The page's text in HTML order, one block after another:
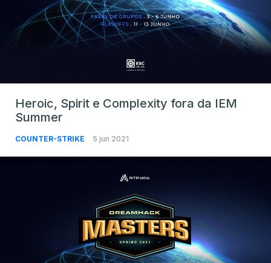
Heroic, Spirit e Complexity fora da IEM
Summer
COUNTER-STRIKE 5 jun 2021